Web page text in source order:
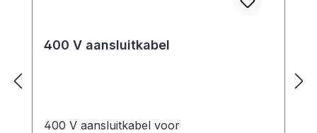
400 V aansluitkabel
400 V aansluitkabel voor